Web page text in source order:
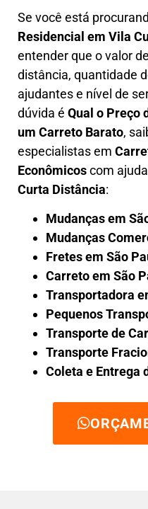
Se você está
Residencial em Vila
entender que o valor
distância, quantidade
ajudantes e nível de
dúvida é Qual o Preço
um Carreto Barato,
especialistas em
Econômicoscom
Curta Distância:
Mudanças em
Mudanças
Fretes em São
Carreto em São
Transportadora
Pequenos
Transporte de
Transporte
Coleta e Entrega